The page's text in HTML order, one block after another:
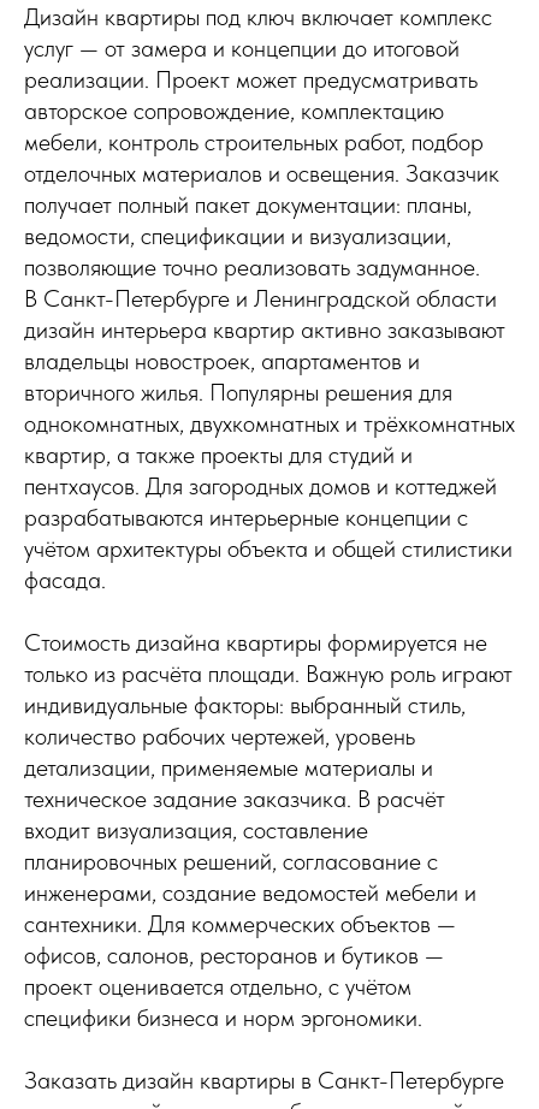
Дизайн квартиры под ключ включает комплекс
услуг — от замера и концепции до итоговой
реализации. Проект может предусматривать
авторское сопровождение, комплектацию
мебели, контроль строительных работ, подбор
отделочных материалов и освещения. Заказчик
получает полный пакет документации: планы,
ведомости, спецификации и визуализации,
позволяющие точно реализовать задуманное.
В Санкт-Петербурге и Ленинградской области
дизайн интерьера квартир активно заказывают
владельцы новостроек, апартаментов и
вторичного жилья. Популярны решения для
однокомнатных, двухкомнатных и трёхкомнатных
квартир, а также проекты для студий и
пентхаусов. Для загородных домов и коттеджей
разрабатываются интерьерные концепции с
учётом архитектуры объекта и общей стилистики
фасада.
Стоимость дизайна квартиры формируется не
только из расчёта площади. Важную роль играют
индивидуальные факторы: выбранный стиль,
количество рабочих чертежей, уровень
детализации, применяемые материалы и
техническое задание заказчика. В расчёт
входит визуализация, составление
планировочных решений, согласование с
инженерами, создание ведомостей мебели и
сантехники. Для коммерческих объектов —
офисов, салонов, ресторанов и бутиков —
проект оценивается отдельно, с учётом
специфики бизнеса и норм эргономики.
Заказать дизайн квартиры в Санкт-Петербурге